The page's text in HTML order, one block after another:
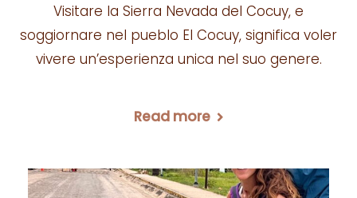
Visitare la Sierra Nevada del Cocuy, e
soggiornare nel pueblo El Cocuy, significa voler
vivere un’esperienza unica nel suo genere.
Read more